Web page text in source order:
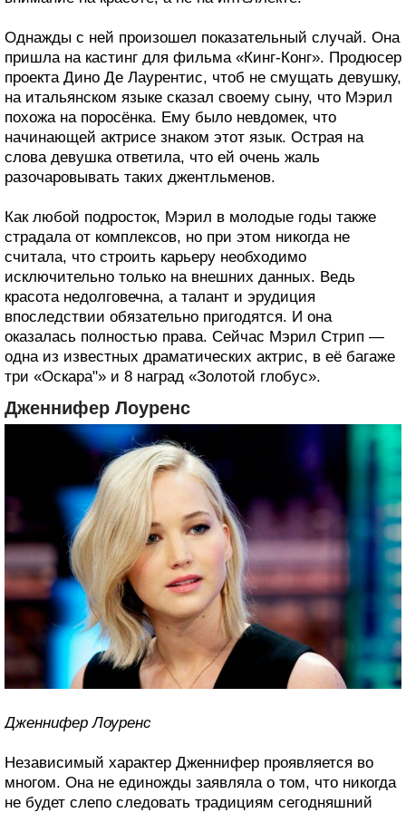
Однажды с ней произошел показательный случай. Она
пришла на кастинг для фильма «Кинг-Конг». Продюсер
проекта Дино Де Лаурентис, чтоб не смущать девушку,
на итальянском языке сказал своему сыну, что Мэрил
похожа на поросёнка. Ему было невдомек, что
начинающей актрисе знаком этот язык. Острая на
слова девушка ответила, что ей очень жаль
разочаровывать таких джентльменов.
Как любой подросток, Мэрил в молодые годы также
страдала от комплексов, но при этом никогда не
считала, что строить карьеру необходимо
исключительно только на внешних данных. Ведь
красота недолговечна, а талант и эрудиция
впоследствии обязательно пригодятся. И она
оказалась полностью права. Сейчас Мэрил Стрип —
одна из известных драматических актрис, в её багаже
три «Оскара"» и 8 наград «Золотой глобус».
Дженнифер Лоуренс
Дженнифер Лоуренс
Независимый характер Дженнифер проявляется во
многом. Она не единожды заявляла о том, что никогда
не будет слепо следовать традициям сегодняшний